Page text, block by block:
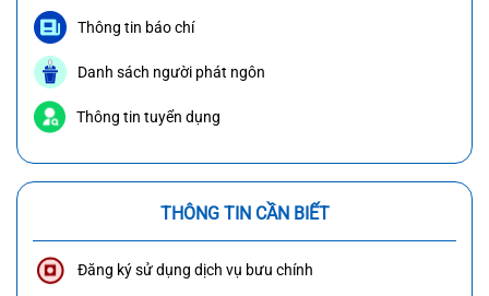
Thông tin báo chí
Danh sách người phát ngôn
Thông tin tuyển dụng
THÔNG TIN CẦN BIẾT
Đăng ký sử dụng dịch vụ bưu chính